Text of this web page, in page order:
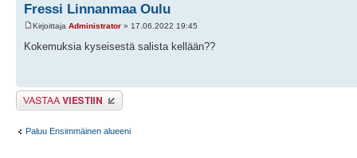
Fressi Linnanmaa Oulu
Kirjoittaja Administrator » 17.06.2022 19:45
Kokemuksia kyseisestä salista kellään??
Lähetä vastaus
Paluu Ensimmäinen alueeni